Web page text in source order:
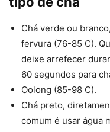
Chá verde ou
fervura (76-85 C).
deixe arrefecer
60 segundos para
Oolong (85-98 C).
Chá preto,
comum é usar água